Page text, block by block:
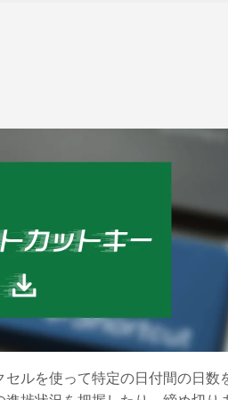
ム > Excel 公開日：2024/05/10
クセルで日数を
セルを使って特定の日付間の日数